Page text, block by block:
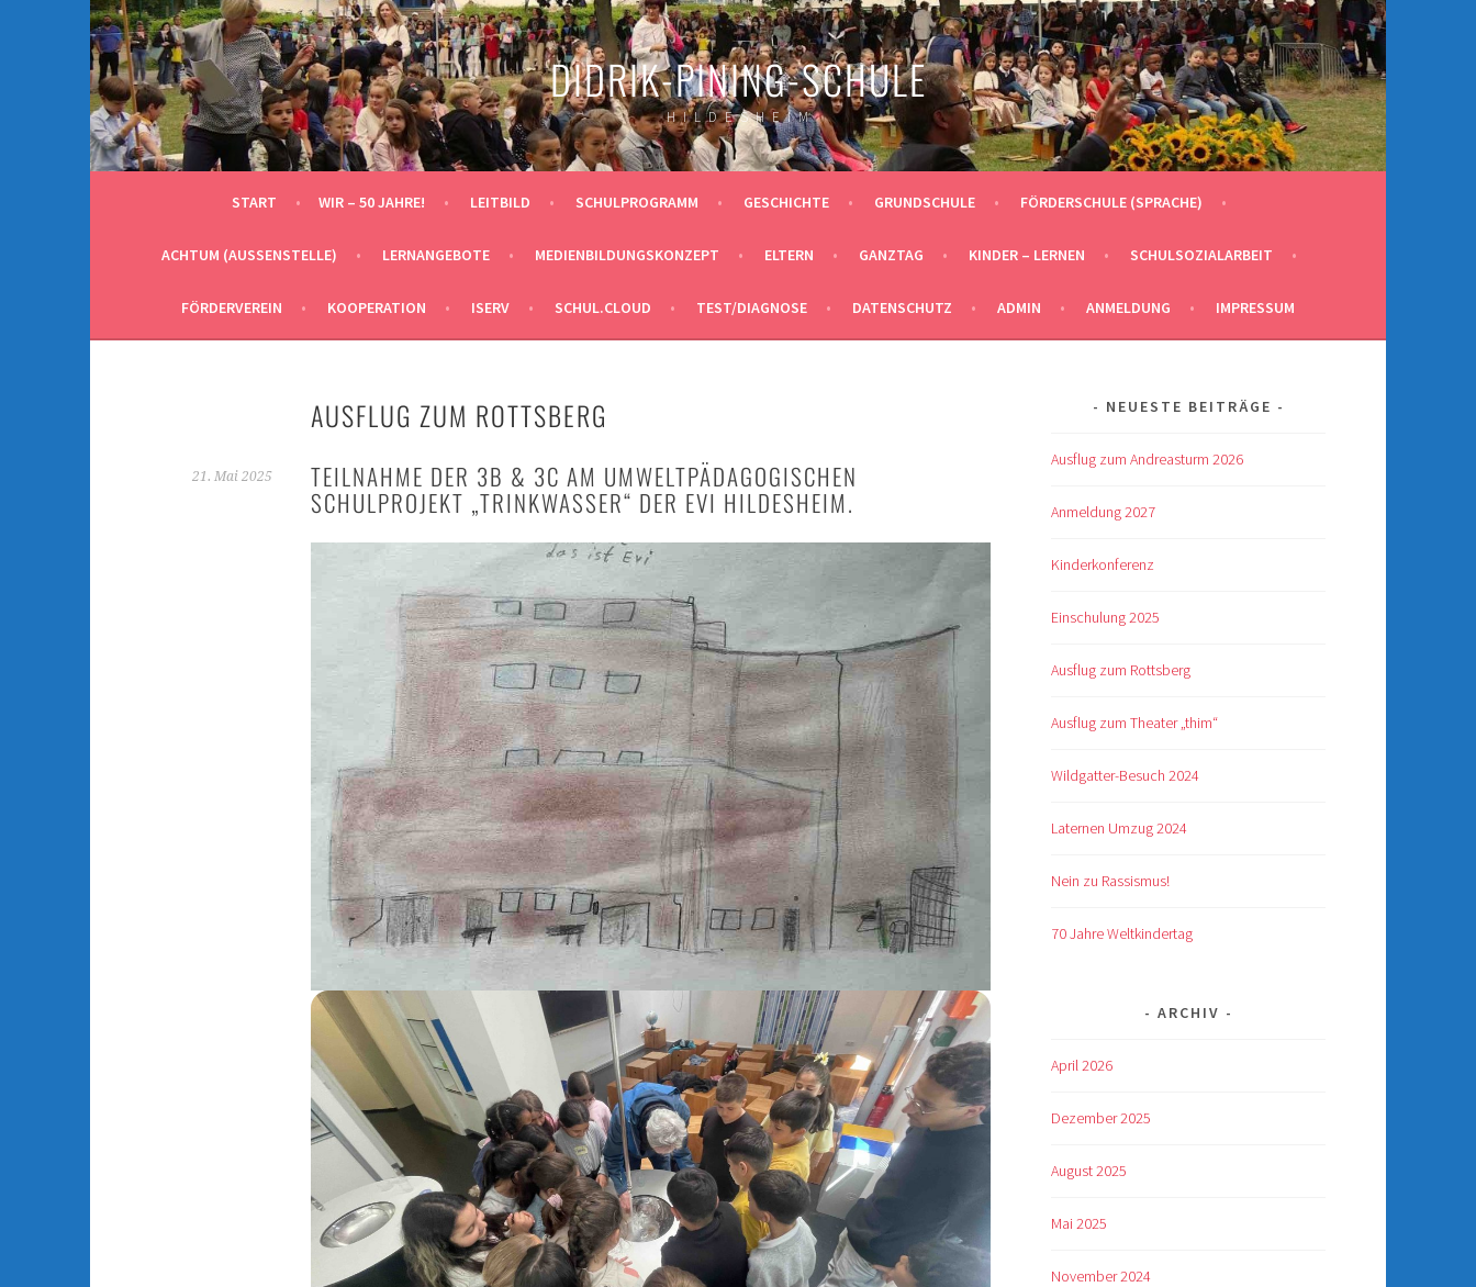
Springe
zum
Inhalt
DIDRIK-PINING-SCHULE
H I L D E S H E I M
START WIR – 50 JAHRE! LEITBILD SCHULPROGRAMM GESCHICHTE GRUNDSCHULE FÖRDERSCHULE (SPRACHE)
ACHTUM (AUSSENSTELLE) LERNANGEBOTE MEDIENBILDUNGSKONZEPT ELTERN GANZTAG KINDER – LERNEN SCHULSOZIALARBEIT
FÖRDERVEREIN KOOPERATION ISERV SCHUL.CLOUD TEST/DIAGNOSE DATENSCHUTZ ADMIN ANMELDUNG IMPRESSUM
AUSFLUG ZUM ROTTSBERG
21. Mai 2025 TEILNAHME DER 3B & 3C AM UMWELTPÄDAGOGISCHEN
SCHULPROJEKT „TRINKWASSER“ DER EVI HILDESHEIM.
NEUESTE BEITRÄGE
Ausflug zum Andreasturm 2026
Anmeldung 2027
Kinderkonferenz
Einschulung 2025
Ausflug zum Rottsberg
Ausflug zum Theater „thim“
Wildgatter-Besuch 2024
Laternen Umzug 2024
Nein zu Rassismus!
70 Jahre Weltkindertag
ARCHIV
April 2026
Dezember 2025
August 2025
Mai 2025
November 2024